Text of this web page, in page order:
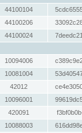
44100104
44100206
44100024
10094006
10081004
42012
10096001
420091
10088003